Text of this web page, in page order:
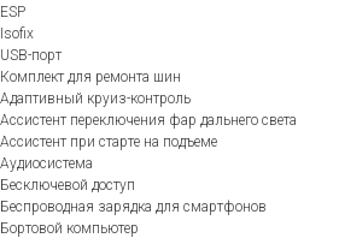
ESP
Isofix
USB-порт
Комплект для ремонта шин
Адаптивный круиз-контроль
Ассистент переключения фар дальнего света
Ассистент при старте на подъеме
Аудиосистема
Бесключевой доступ
Беспроводная зарядка для смартфонов
Бортовой компьютер